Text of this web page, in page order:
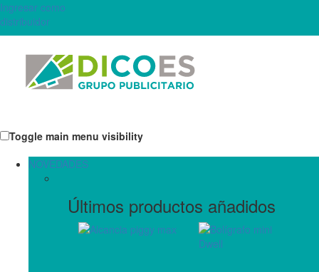
Ingresar como
distribuidor
Toggle main menu visibility
NOVEDADES
Últimos productos añadidos